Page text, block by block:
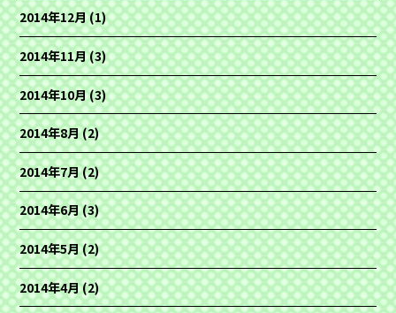
2014年12月(1)
2014年11月(3)
2014年10月(3)
2014年8月(2)
2014年7月(2)
2014年6月(3)
2014年5月(2)
2014年4月(2)